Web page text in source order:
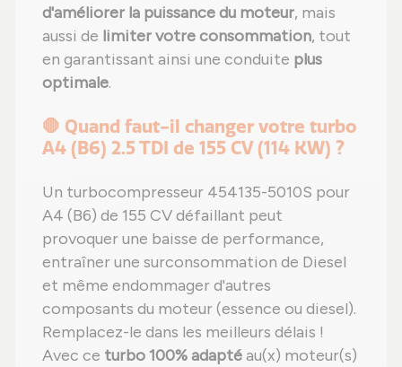
d'améliorer la puissance du moteur, mais
aussi de limiter votre consommation, tout
en garantissant ainsi une conduite plus
optimale.
🛑 Quand faut-il changer votre turbo
A4 (B6) 2.5 TDI de 155 CV (114 KW) ?
Un turbocompresseur 454135-5010S pour
A4 (B6) de 155 CV défaillant peut
provoquer une baisse de performance,
entraîner une surconsommation de Diesel
et même endommager d'autres
composants du moteur (essence ou diesel).
Remplacez-le dans les meilleurs délais !
Avec ce turbo 100% adaptéau(x) moteur(s)